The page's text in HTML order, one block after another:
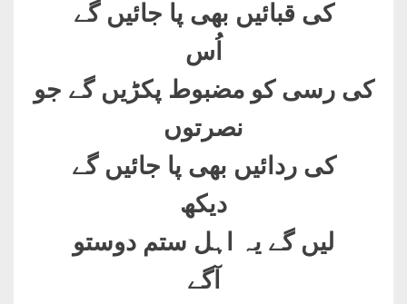
کی قبائیں بھی پا جائیں گے
اُس
کی رسی کو مضبوط پکڑیں گے جو
نصرتوں
کی ردائیں بھی پا جائیں گے
دیکھ
لیں گے یہ اہل ستم دوستو
آگے